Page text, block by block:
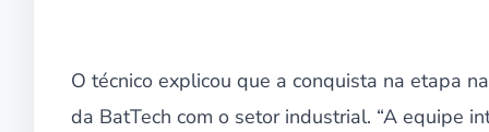
O técnico explicou que a conquista na etapa
da BatTech com o setor industrial. “A equipe